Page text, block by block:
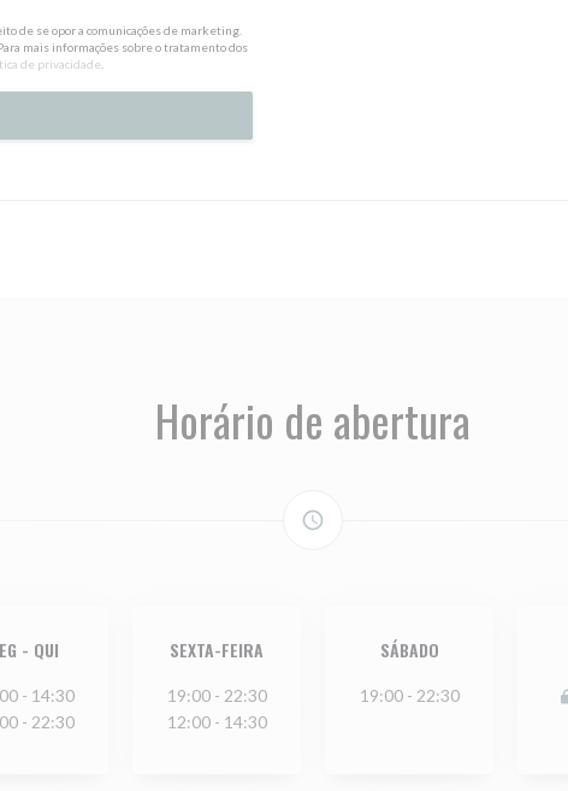
de se opor a comunicações de marketing.
Para mais informações sobre o tratamento dos
de privacidade
Horário de abertura
access_time
- QUI
- 14:30
- 22:30
SEXTA-FEIRA
19:00 - 22:30
12:00 - 14:30
SÁBADO
19:00 - 22:30